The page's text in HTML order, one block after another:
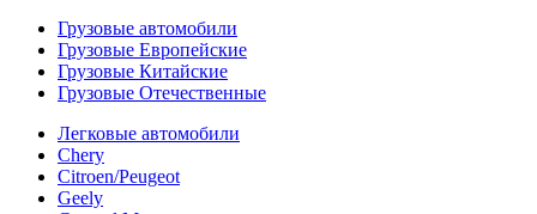
Грузовые автомобили
Грузовые Европейские
Грузовые Китайские
Грузовые Отечественные
Легковые автомобили
Chery
Citroen/Peugeot
Geely